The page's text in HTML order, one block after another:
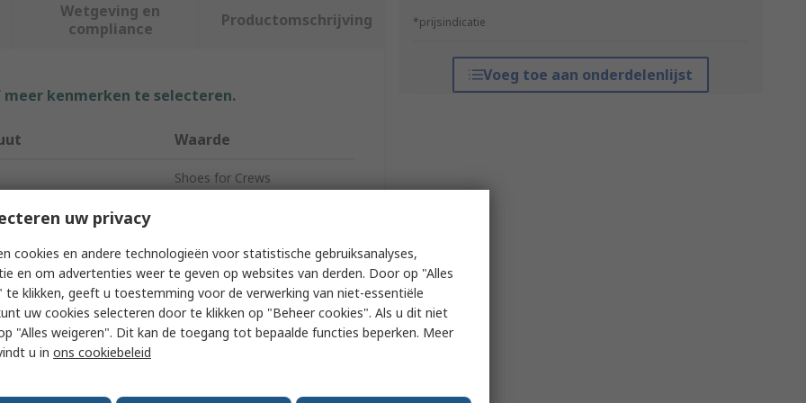
*prijsindicatie
Voeg toe aan onderdelenlijst
Wetgeving en
compliance
Productomschrijving
kenmerken te selecteren.
Waarde
Shoes for Crews
2017B
Unisex
47
Blue, White
uw privacy
cookies en andere technologieën voor statistische gebruiksanalyses,
en om advertenties weer te geven op websites van derden. Door op "Alles
te klikken, geeft u toestemming voor de verwerking van niet-essentiële
uw cookies selecteren door te klikken op "Beheer cookies". Als u dit niet
"Alles weigeren". Dit kan de toegang tot bepaalde functies beperken. Meer
u in ons cookiebeleid